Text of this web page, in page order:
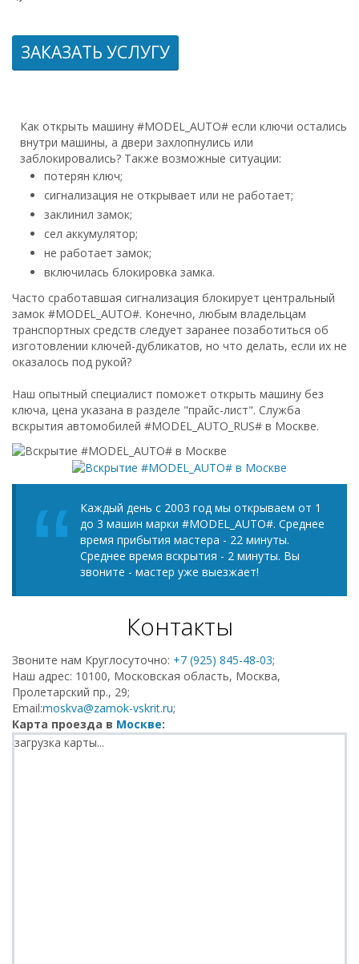
ЗАКАЗАТЬ УСЛУГУ
Как открыть машину #MODEL_AUTO# если ключи остались
внутри машины, а двери захлопнулись или
заблокировались? Также возможные ситуации:
потерян ключ;
сигнализация не открывает или не работает;
заклинил замок;
сел аккумулятор;
не работает замок;
включилась блокировка замка.
Часто сработавшая сигнализация блокирует центральный
замок #MODEL_AUTO#. Конечно, любым владельцам
транспортных средств следует заранее позаботиться об
изготовлении ключей-дубликатов, но что делать, если их не
оказалось под рукой?
Наш опытный специалист поможет открыть машину без
ключа, цена указана в разделе "прайс-лист". Служба
вскрытия автомобилей #MODEL_AUTO_RUS# в Москве.
Каждый день с 2003 год мы открываем от 1
до 3 машин марки #MODEL_AUTO#. Среднее
время прибытия мастера - 22 минуты.
Среднее время вскрытия - 2 минуты. Вы
звоните - мастер уже выезжает!
Контакты
Звоните нам Круглосуточно: +7 (925) 845-48-03;
Наш адрес: 10100, Московская область, Москва,
Пролетарский пр., 29;
Email:moskva@zamok-vskrit.ru;
Карта проезда в Москве:
загрузка карты...